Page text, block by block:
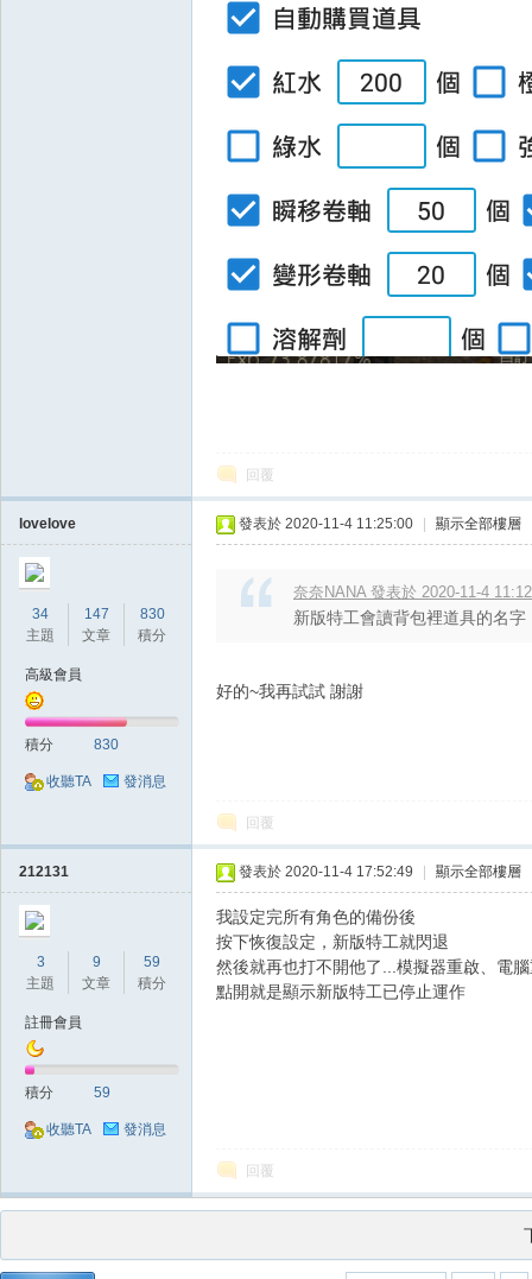
外
回覆
lovelove
34
主題
147
文章
830
積分
高級會員
積分 830
收聽TA 發消息
發表於 2020-11-4 11:25:00 顯示全部樓層
奈奈NANA 發表於 2020-11-4 11:12
新版特工會讀背包裡道具的名
好的~我再試試 謝謝
回覆
212131
3
主題
9
文章
59
積分
註冊會員
積分 59
收聽TA 發消息
發表於 2020-11-4 17:52:49 顯示全部樓層
我設定完所有角色的備份後
按下恢復設定，新版特工就閃退
然後就再也打不開他了...模擬器重啟、電
點開就是顯示新版特工已停止運作
回覆